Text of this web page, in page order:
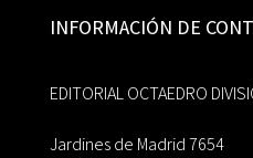
INFORMACIÓN DE
EDITORIAL OCTAEDRO
Jardines de Madrid 7654